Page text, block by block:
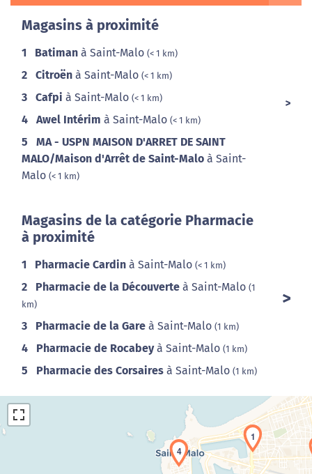
Magasins à proximité
1 Batiman à Saint-Malo (< 1 km)
2 Citroën à Saint-Malo (< 1 km)
3 Cafpi à Saint-Malo (< 1 km)
4 Awel Intérim à Saint-Malo (< 1 km)
5
MA - USPN MAISON D'ARRET DE SAINT
MALO/Maison d'Arrêt de Saint-Malo à Saint-
Malo (< 1 km)
Magasins de la catégorie Pharmacie
à proximité
1 Pharmacie Cardin à Saint-Malo (< 1 km)
2 Pharmacie de la Découverte à Saint-Malo (1
km)
3 Pharmacie de la Gare à Saint-Malo (1 km)
4 Pharmacie de Rocabeyà Saint-Malo (1 km)
5 Pharmacie des Corsaires à Saint-Malo (1 km)
1
4